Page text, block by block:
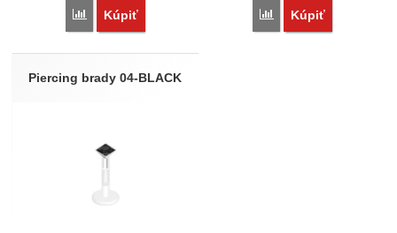
Porovnať
Kúpiť Porovnať
Kúpiť
Piercing brady 04-BLACK